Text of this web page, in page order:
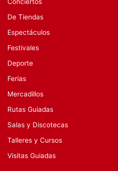
Conciertos
De Tiendas
Espectáculos
Festivales
Deporte
Ferias
Mercadillos
Rutas Guiadas
Salas y Discotecas
Talleres y Cursos
Visitas Guiadas